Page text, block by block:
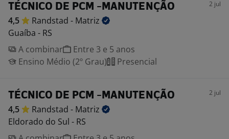
TÉCNICO DE PCM -MANUTENÇÃO 2 jul
4,5 Randstad - Matriz
Guaíba - RS
A combinar
Entre 3 e 5 anos
Ensino Médio (2º Grau)
Presencial
TÉCNICO DE PCM -MANUTENÇÃO 2 jul
4,5 Randstad - Matriz
Eldorado do Sul - RS